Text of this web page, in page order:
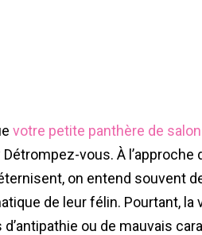
votre petite panthère de salon
vous. À l’approche
on entend souvent
de leur félin. Pourtant, la
ou de mauvais